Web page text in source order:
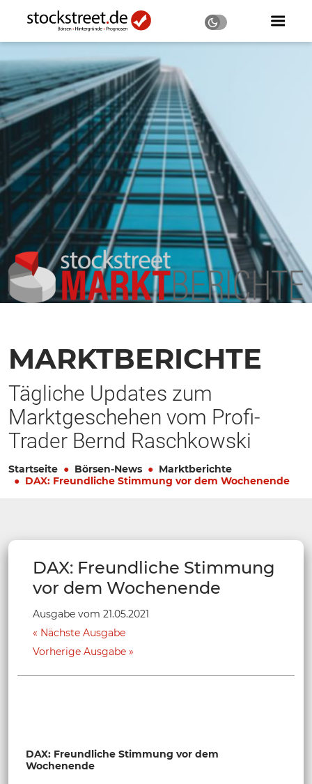
MARKTBERICHTE
Tägliche Updates zum
Marktgeschehen vom Profi-
Trader Bernd Raschkowski
Startseite Börsen-News
Marktberichte
DAX: Freundliche Stimmung vor dem Wochenende
DAX: Freundliche Stimmung
vor dem Wochenende
Ausgabe vom 21.05.2021
Nächste Ausgabe
Vorherige Ausgabe
DAX: Freundliche Stimmung vor dem
Wochenende